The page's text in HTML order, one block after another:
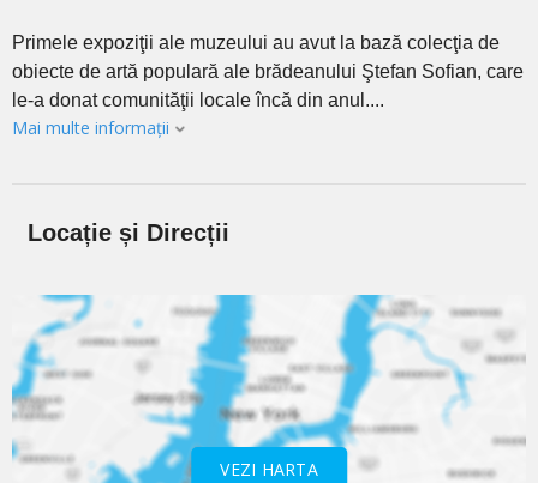
Primele expoziţii ale muzeului au avut la bază colecţia de
obiecte de artă populară ale brădeanului Ştefan Sofian, care
le-a donat comunităţii locale încă din anul....
Mai multe informații
Locație și Direcții
VEZI HARTA